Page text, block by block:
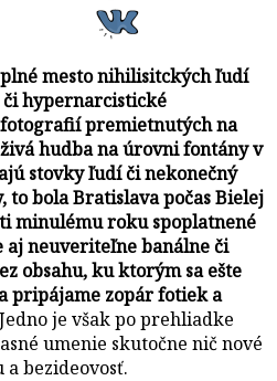
mesto nihilisitckých ľudí
hypernarcistické
premietnutých na
hudba na úrovni fontány v
stovky ľudí či nekonečný
to bola Bratislava počas Bielej
minulému roku spoplatnené
neuveriteľne banálne či
obsahu, ku ktorým sa ešte
pripájame zopár fotiek a
Jedno je však po prehliadke
umenie skutočne nič nové
bezideovosť.